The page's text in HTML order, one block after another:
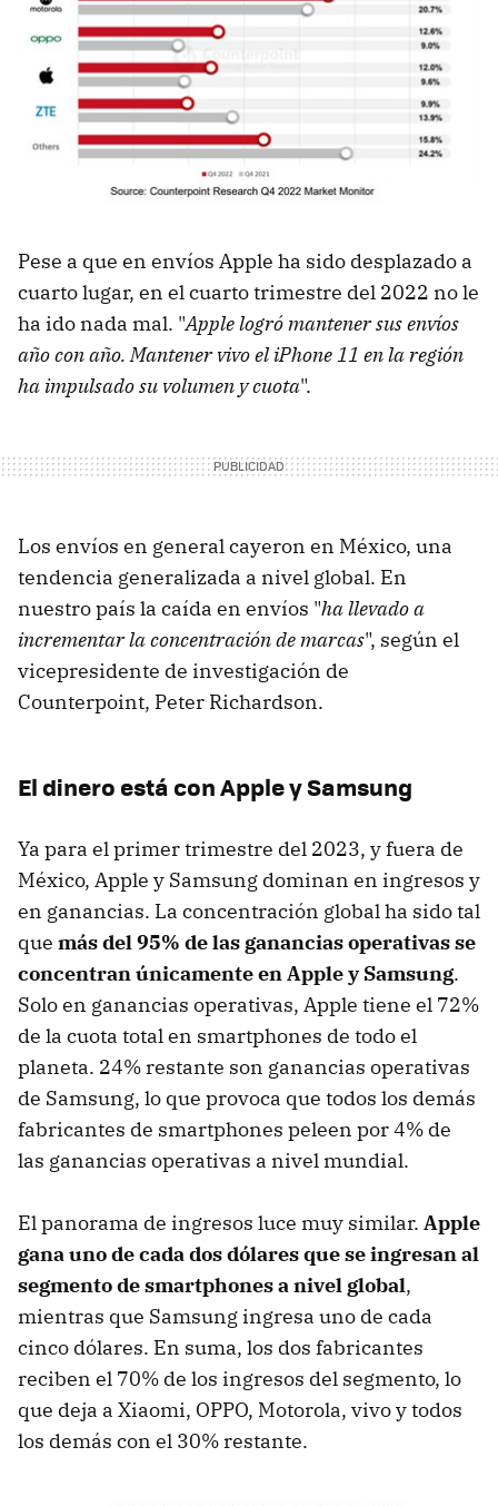
Pese a que en envíos Apple ha sido desplazado a
cuarto lugar, en el cuarto trimestre del 2022 no le
ha ido nada mal. "Apple logró mantener sus envíos
año con año. Mantener vivo el iPhone 11 en la región
ha impulsado su volumen y cuota".
Los envíos en general cayeron en México, una
tendencia generalizada a nivel global. En
nuestro país la caída en envíos "ha llevado a
incrementar la concentración de marcas", según el
vicepresidente de investigación de
Counterpoint, Peter Richardson.
El dinero está con Apple y Samsung
Ya para el primer trimestre del 2023, y fuera de
México, Apple y Samsung dominan en ingresos y
en ganancias. La concentración global ha sido tal
que más del 95% de las ganancias operativas se
concentran únicamente en Apple y Samsung.
Solo en ganancias operativas, Apple tiene el 72%
de la cuota total en smartphones de todo el
planeta. 24% restante son ganancias operativas
de Samsung, lo que provoca que todos los demás
fabricantes de smartphones peleen por 4% de
las ganancias operativas a nivel mundial.
El panorama de ingresos luce muy similar. Apple
gana uno de cada dos dólares que se ingresan al
segmento de smartphones a nivel global,
mientras que Samsung ingresa uno de cada
cinco dólares. En suma, los dos fabricantes
reciben el 70% de los ingresos del segmento, lo
que deja a Xiaomi, OPPO, Motorola, vivo y todos
los demás con el 30% restante.